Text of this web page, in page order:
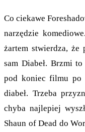
Co ciekawe
narzędzie
żartem stwierdza, że
sam Diabeł. Brzmi
pod koniec filmu po
diabeł. Trzeba
chyba najlepiej
Shaun of Dead do